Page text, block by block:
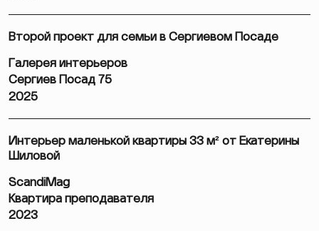
Второй проект для семьи в Сергиевом Посаде
Галерея интерьеров
Сергиев Посад 75
2025
Интерьер маленькой квартиры 33 м² от Екатерины
Шиловой
ScandiMag
Квартира преподавателя
2023